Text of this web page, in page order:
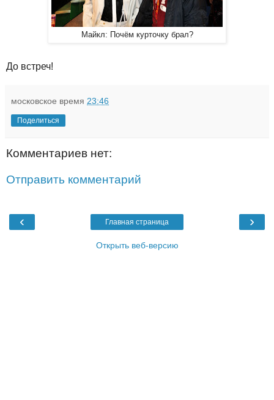
Майкл: Почём курточку брал?
До встреч!
московское время 23:46
Поделиться
Комментариев нет:
Отправить комментарий
‹ ›
Главная страница
Открыть веб-версию